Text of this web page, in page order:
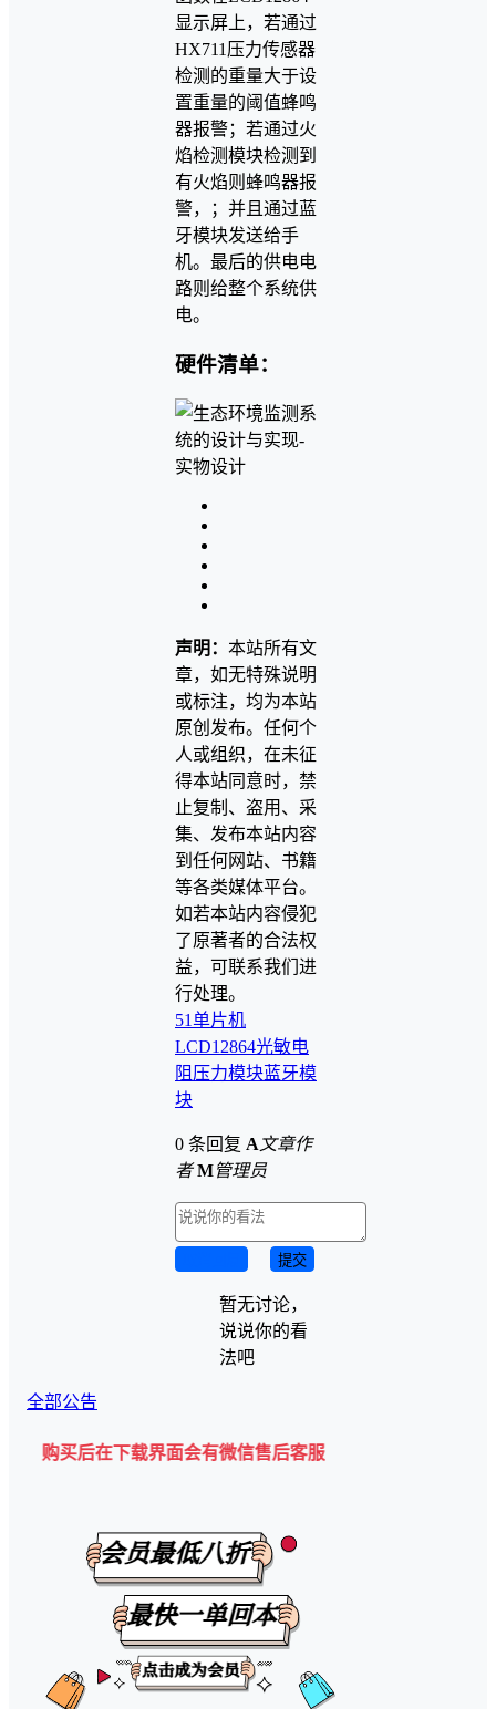
显示屏上，若通过
HX711压力传感器
检测的重量大于设
置重量的阈值蜂鸣
器报警；若通过火
焰检测模块检测到
有火焰则蜂鸣器报
警，；并且通过蓝
牙模块发送给手
机。最后的供电电
路则给整个系统供
电。
硬件清单：
声明： 本站所有文
章，如无特殊说明
或标注，均为本站
原创发布。任何个
人或组织，在未征
得本站同意时，禁
止复制、盗用、采
集、发布本站内容
到任何网站、书籍
等各类媒体平台。
如若本站内容侵犯
了原著者的合法权
益，可联系我们进
行处理。
51单片机
LCD12864光敏电
阻 压力模块蓝牙模
块
0 条回复 A 文章作
者 M管理员
提交
暂无讨论，
说说你的看
法吧
全部公告
在下载界面会有微信售后客服二维码💡